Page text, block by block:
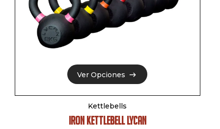
Ver Opciones
Ver Opciones
Kettlebells
IRON KETTLEBELL LYCAN